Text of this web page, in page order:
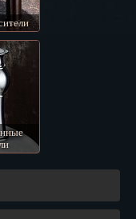
Владивосток
Владикавказ
Вологда